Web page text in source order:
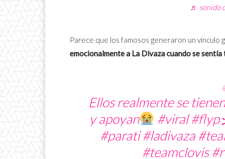
♬ sonido
Parece que los famosos generaron un vínculo
emocionalmente a La Divaza cuando se
Ellos realmente se
y apoyan
#viral #flyp
#parati #ladivaza
#teamclovis